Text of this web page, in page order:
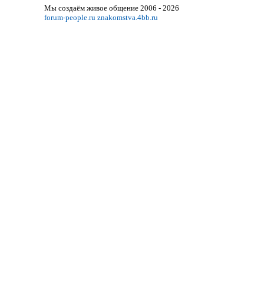
Мы создаём живое общение 2006 - 2026
forum-people.ru znakomstva.4bb.ru